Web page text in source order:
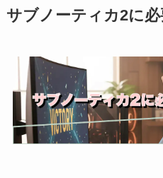
サブノーティカ2に